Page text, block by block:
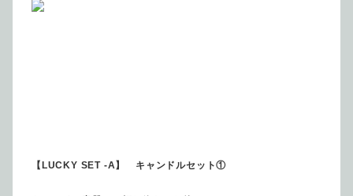
【LUCKY SET -A】 キャンドルセット①